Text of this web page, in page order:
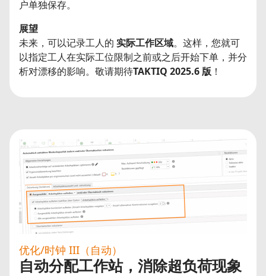
户单独保存。
展望
未来，可以记录工人的 实际工作区域。这样，您就可
以指定工人在实际工位限制之前或之后开始下单，并分
析对漂移的影响。敬请期待TAKTIQ 2025.6 版 ！
优化/时钟 III（自动）
自动分配工作站，消除超负荷现象